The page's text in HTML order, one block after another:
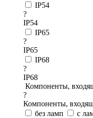
IP54
?
IP54
IP65
?
IP65
IP68
?
IP68
Компоненты,
?
Компоненты,
без ламп
с